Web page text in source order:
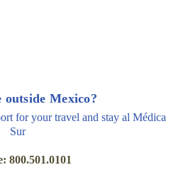
outside Mexico?
for your travel and stay al Médica
Sur
800.501.0101